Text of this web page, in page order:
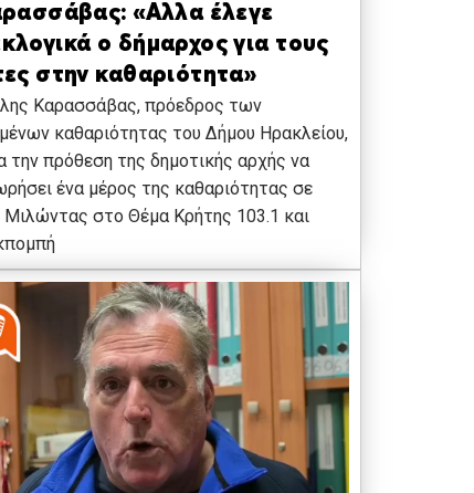
«Αλλα έλεγε
ο δήμαρχος για τους
στην καθαριότητα»
Καρασσάβας, πρόεδρος των
καθαριότητας του Δήμου Ηρακλείου,
την πρόθεση της δημοτικής αρχής να
ένα μέρος της καθαριότητας σε
Μιλώντας στο Θέμα Κρήτης 103.1 και